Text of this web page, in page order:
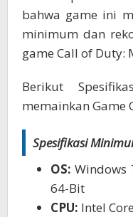
bahwa game ini
minimum dan
game Call of Duty:
Berikut
memainkan Game
Spesifikasi
OS: Windows
64-Bit
CPU: Intel